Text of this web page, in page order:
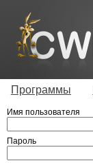
Программы
Имя пользователя
Пароль